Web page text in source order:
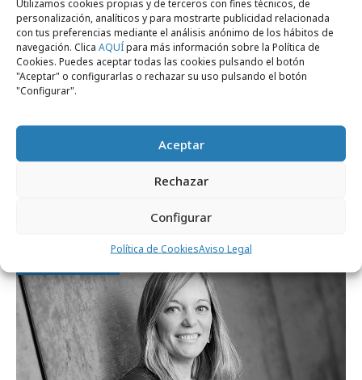
Utilizamos cookies propias y de terceros con fines técnicos, de
personalización, analíticos y para mostrarte publicidad relacionada
con tus preferencias mediante el análisis anónimo de los hábitos de
navegación. Clica AQUÍpara más información sobre la Política de
Cookies. Puedes aceptar todas las cookies pulsando el botón
"Aceptar" o configurarlas o rechazar su uso pulsando el botón
"Configurar".
Aceptar
Rechazar
Configurar
Política de CookiesAviso Legal
martes, 28 de julio 2026
Publicis España y Vagisil presentan “What